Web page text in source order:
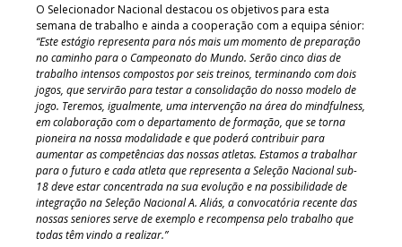
O Selecionador Nacional destacou os objetivos para esta
semana de trabalho e ainda a cooperação com a equipa sénior:
“Este estágio representa para nós mais um momento de preparação
no caminho para o Campeonato do Mundo. Serão cinco dias de
trabalho intensos compostos por seis treinos, terminando com dois
jogos, que servirão para testar a consolidação do nosso modelo de
jogo. Teremos, igualmente, uma intervenção na área do mindfulness,
em colaboração com o departamento de formação, que se torna
pioneira na nossa modalidade e que poderá contribuir para
aumentar as competências das nossas atletas. Estamos a trabalhar
para o futuro e cada atleta que representa a Seleção Nacional sub-
18 deve estar concentrada na sua evolução e na possibilidade de
integração na Seleção Nacional A. Aliás, a convocatória recente das
nossas seniores serve de exemplo e recompensa pelo trabalho que
todas têm vindo a realizar.”